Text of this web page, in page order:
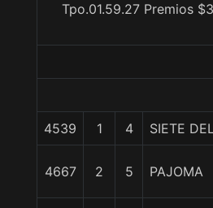
Tpo.01.59.27 Premios
4539 1 4 SIETE
4667 2 5 PAJOMA